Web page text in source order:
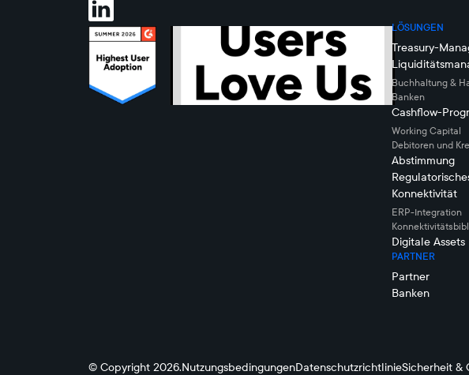
LÖSUNGEN
Treasury-
Buchhaltung &
Banken
Cashflow-
Working Capital
Debitoren und
Abstimmung
Konnektivität
ERP-Integration
Digitale Assets
PARTNER
Partner
Banken
© Copyright 2026.NutzungsbedingungenDatenschutzrichtlinieSicherheit &